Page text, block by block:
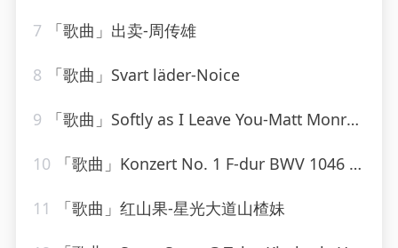
7 「歌曲」出卖-周传雄
8 「歌曲」Svart läder-Noice
9 「歌曲」Softly as I Leave You-Matt Monro_20260805_113816
10 「歌曲」Konzert No. 1 F-dur BWV 1046 - Allegro-Karl Richter、The Munich Philharmonic Orchestra
11 「歌曲」红山果-星光大道山楂妹